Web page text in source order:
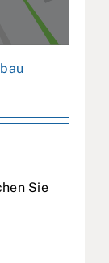
Sie